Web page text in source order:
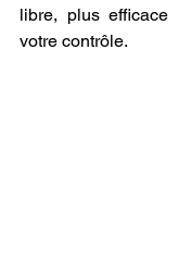
libre, plus efficace
votre contrôle.